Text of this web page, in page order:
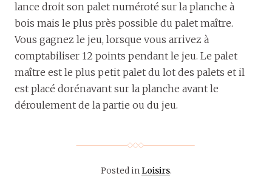
lance droit son palet numéroté sur la planche à
bois mais le plus près possible du palet maître.
Vous gagnez le jeu, lorsque vous arrivez à
comptabiliser 12 points pendant le jeu. Le palet
maître est le plus petit palet du lot des palets et il
est placé dorénavant sur la planche avant le
déroulement de la partie ou du jeu.
Posted inLoisirs.